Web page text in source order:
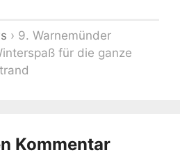
› 9. Warnemünder
für die ganze
Kommentar